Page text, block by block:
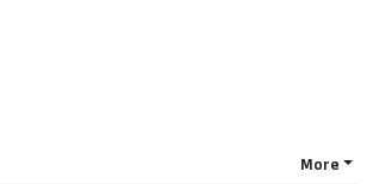
More